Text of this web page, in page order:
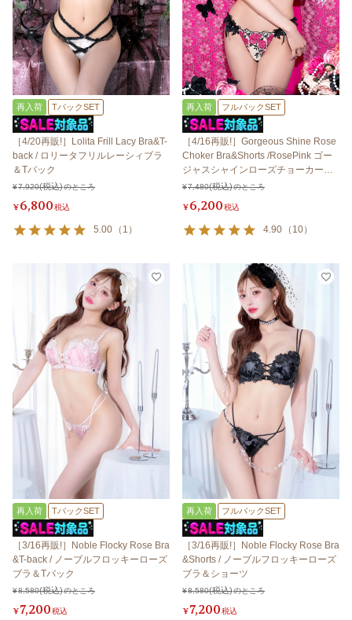
再入荷 TバックSET
［4/20再販!］Lolita Frill Lacy Bra&T-
back / ロリータフリルレーシィブラ
＆Tバック
¥7,920 のところ
¥6,800税込
5.00 （ 1 ）
再入荷 フルバックSET
［4/16再販!］Gorgeous Shine Rose
Choker Bra&Shorts /RosePink ゴー
ジャスシャインローズチョーカーブ
ラ＆ショーツ / ローズピンク
¥7,480 のところ
¥6,200税込
4.90 （ 10）
再入荷 TバックSET
［3/16再販!］Noble Flocky Rose Bra
&T-back / ノーブルフロッキーローズ
ブラ＆Tバック
¥8,580 のところ
¥7,200税込
再入荷 フルバックSET
［3/16再販!］Noble Flocky Rose Bra
&Shorts / ノーブルフロッキーローズ
ブラ＆ショーツ
¥8,580 のところ
¥7,200税込